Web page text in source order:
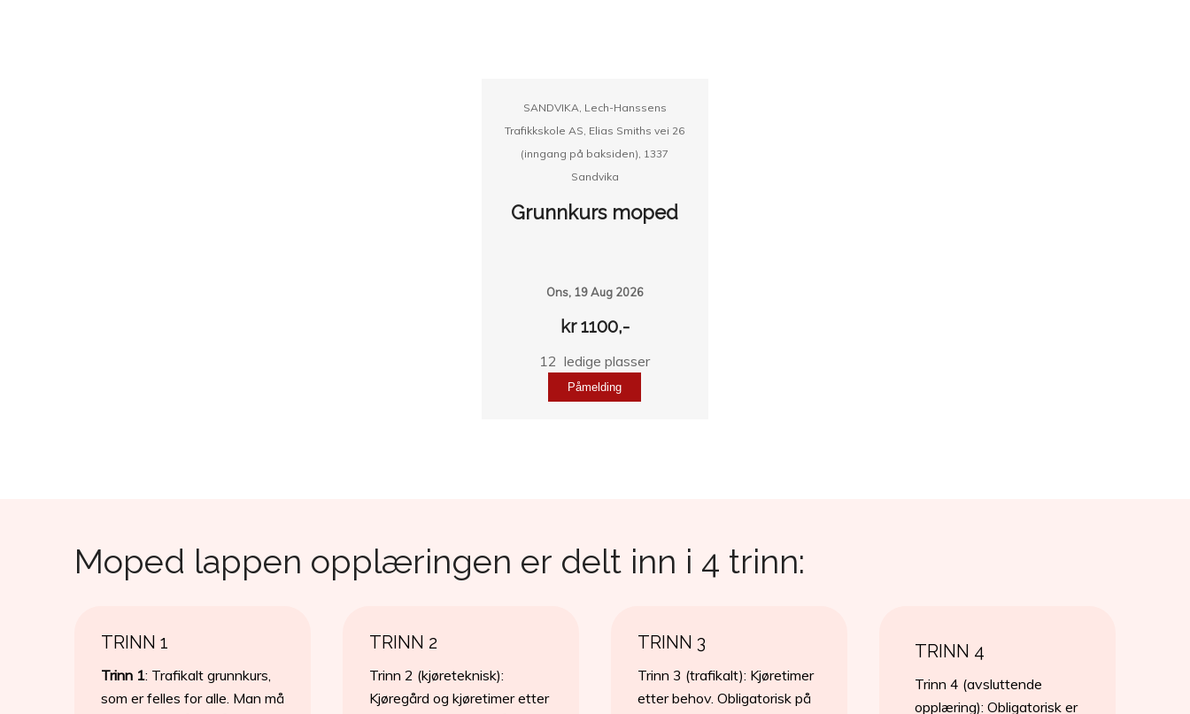
SANDVIKA, Lech-Hanssens
Trafikkskole AS, Elias Smiths vei 26
(inngang på baksiden), 1337
Sandvika
Grunnkurs moped
Ons, 19 Aug 2026
kr 1100,-
12 ledige plasser
Påmelding
Moped lappen opplæringen er delt inn i 4 trinn:
TRINN 1
Trinn 1: Trafikalt grunnkurs,
som er felles for alle. Man må
TRINN 2
Trinn 2 (kjøreteknisk):
Kjøregård og kjøretimer etter
TRINN 3
Trinn 3 (trafikalt): Kjøretimer
etter behov. Obligatorisk på
TRINN 4
Trinn 4 (avsluttende
opplæring): Obligatorisk er